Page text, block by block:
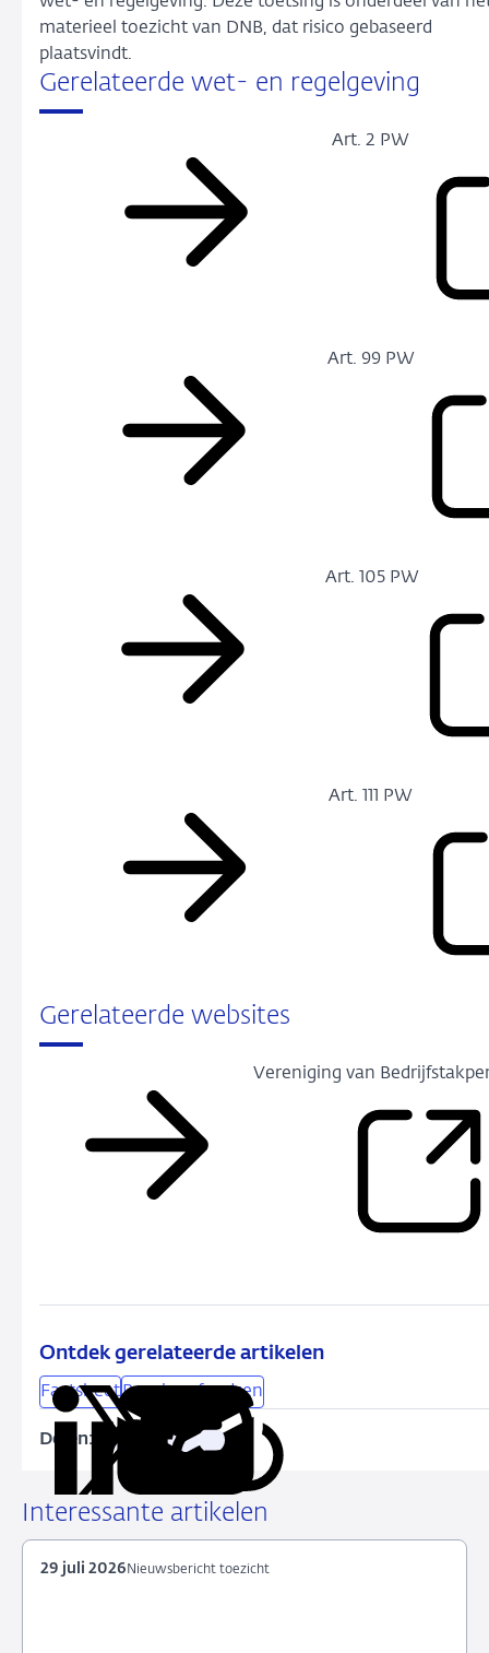
materieel toezicht van DNB, dat risico gebaseerd
plaatsvindt.
Gerelateerde wet- en regelgeving
Art. 2 PW
Art. 99 PW
Art. 105 PW
Art. 111 PW
Gerelateerde websites
Vereniging van
Ontdek gerelateerde artikelen
FactsheetPensioenfondsen
Delen:
Deel
LinkedIn
via
X
Deel
Facebook
Deel
e-
Kopieer
Interessante artikelen
Nieuwsbericht toezicht
29 juli 2026